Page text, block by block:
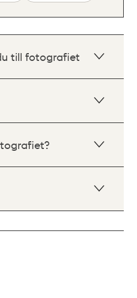
till fotografiet